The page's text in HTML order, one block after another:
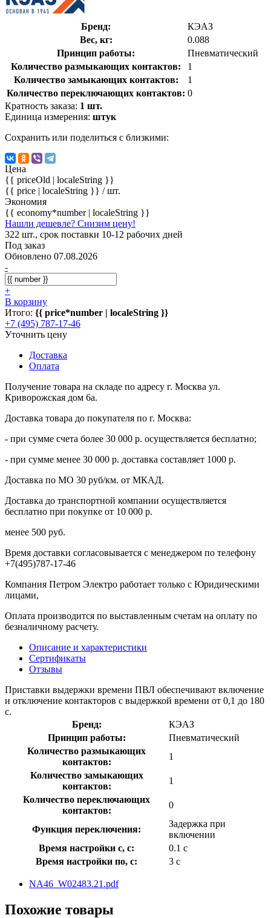
Бренд:
КЭАЗ
Вес, кг:
0.088
Принцип работы:
Пневматический
Количество размыкающих контактов:
1
Количество замыкающих контактов:
1
Количество переключающих контактов: 0
Кратность заказа: 1 шт.
Единица измерения: штук
Сохранить или поделиться с близкими:
Цена
{{ priceOld | localeString }}
{{ price | localeString }} / шт.
Экономия
{{ economy*number | localeString }}
Нашли дешевле? Снизим цену!
322 шт., срок поставки 10-12 рабочих дней
Под заказ
Обновлено 07.08.2026
-
+
В корзину
Итого: {{ price*number | localeString }}
+7 (495) 787-17-46
Уточнить цену
Доставка
Оплата
Получение товара на складе по адресу г. Москва ул.
Криворожская дом 6а.
Доставка товара до покупателя по г. Москва:
- при сумме счета более 30 000 р. осуществляется бесплатно;
- при сумме менее 30 000 р. доставка составляет 1000 р.
Доставка по МО 30 руб/км. от МКАД.
Доставка до транспортной компании осуществляется
бесплатно при покупке от 10 000 р.
менее 500 руб.
Время доставки согласовывается с менеджером по телефону
+7(495)787-17-46
Компания Петром Электро работает только с Юридическими
лицами,
Оплата производится по выставленным счетам на оплату по
безналичному расчету.
Описание и характеристики
Сертификаты
Отзывы
Приставки выдержки времени ПВЛ обеспечивают включение
и отключение контакторов с выдержкой времени от 0,1 до 180
с.
Бренд:
КЭАЗ
Принцип работы:
Пневматический
Количество размыкающих
контактов:
1
Количество замыкающих
контактов:
1
Количество переключающих
контактов:
0
Функция переключения:
Задержка при
включении
Время настройки с, с:
0.1 с
Время настройки по, с:
3 с
NA46_W02483.21.pdf
Похожие товары